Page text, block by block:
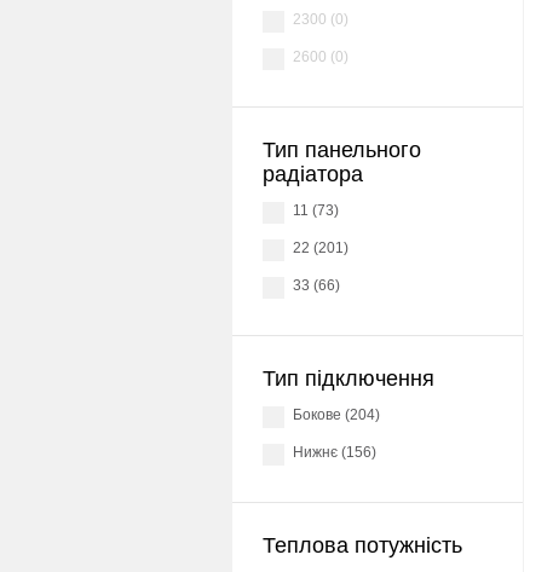
2300 (0)
2600 (0)
Тип панельного
радіатора
11 (73)
22 (201)
33 (66)
Тип підключення
Бокове (204)
Нижнє (156)
Теплова потужність